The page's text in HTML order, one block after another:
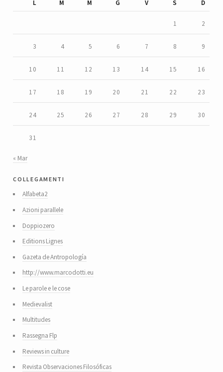
L
M M G V S D
1 2
3 4 5 6 7 8 9
10 11 12 13 14 15 16
17 18 19 20 21 22 23
24 25 26 27 28 29 30
31
« Mar
collegamenti
Alfabeta2
Azioni parallele
Doppiozero
Editions Lignes
Gazeta de Antropología
http://www.marcodotti.eu
Le parole e le cose
Medievalist
Multitudes
Rassegna Flp
Reviews in culture
Revista Observaciones Filosóficas